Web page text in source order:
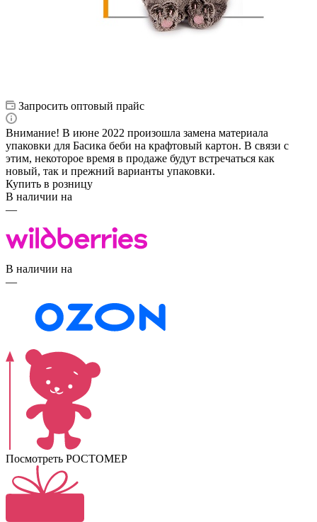
Запросить оптовый прайс
Внимание! В июне 2022 произошла замена материала
упаковки для Басика беби на крафтовый картон. В связи с
этим, некоторое время в продаже будут встречаться как
новый, так и прежний варианты упаковки.
Купить в розницу
В наличии на
—
В наличии на
—
Посмотреть РОСТОМЕР